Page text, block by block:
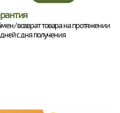
возврат товара на протяжении
с дня получения